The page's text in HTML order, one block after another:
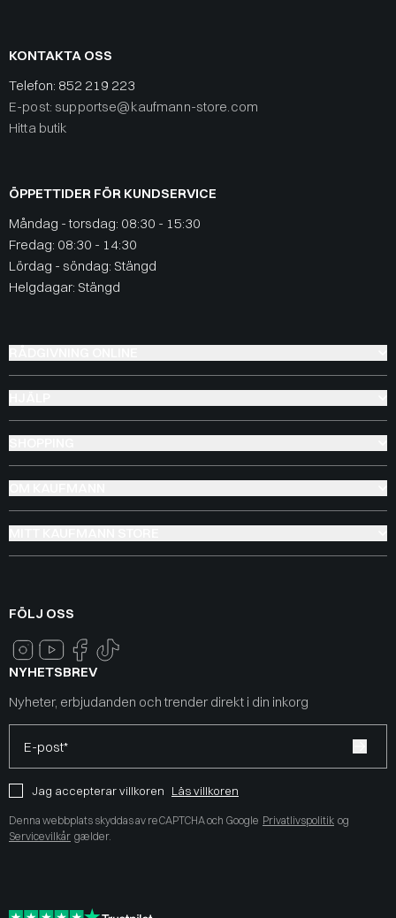
KONTAKTA OSS
Telefon: 852 219 223
E-post: supportse@kaufmann-store.com
Hitta butik
ÖPPETTIDER FÖR KUNDSERVICE
Måndag - torsdag: 08:30 - 15:30
Fredag: 08:30 - 14:30
Lördag - söndag: Stängd
Helgdagar: Stängd
FÖLJ OSS
NYHETSBREV
Nyheter, erbjudanden och trender direkt i din inkorg
E-post*
Jag accepterar villkoren Läs villkoren
Denna webbplats skyddas av reCAPTCHA och Google Privatlivspolitik og
Servicevilkår gælder.